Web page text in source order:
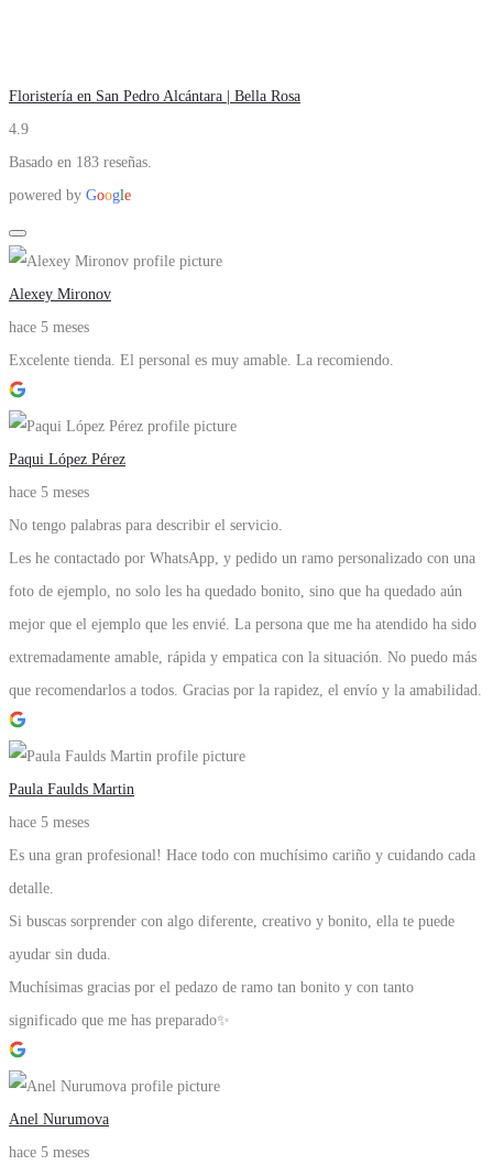
Floristería en San Pedro Alcántara | Bella Rosa
4.9
Basado en 183 reseñas.
powered by Google
Alexey Mironov
hace 5 meses
Excelente tienda. El personal es muy amable. La recomiendo.
Paqui López Pérez
hace 5 meses
No tengo palabras para describir el servicio.
Les he contactado por WhatsApp, y pedido un ramo personalizado con una
foto de ejemplo, no solo les ha quedado bonito, sino que ha quedado aún
mejor que el ejemplo que les envié. La persona que me ha atendido ha sido
extremadamente amable, rápida y empatica con la situación. No puedo más
que recomendarlos a todos. Gracias por la rapidez, el envío y la amabilidad.
Paula Faulds Martin
hace 5 meses
Es una gran profesional! Hace todo con muchísimo cariño y cuidando cada
detalle.
Si buscas sorprender con algo diferente, creativo y bonito, ella te puede
ayudar sin duda.
Muchísimas gracias por el pedazo de ramo tan bonito y con tanto
significado que me has preparado✨
Anel Nurumova
hace 5 meses